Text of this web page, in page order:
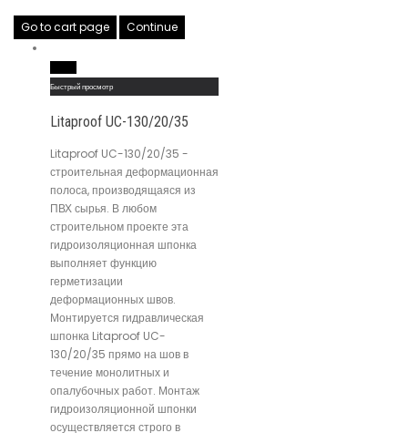
Go to cart page Continue
Быстрый просмотр
Litaproof UC-130/20/35
Litaproof UC-130/20/35 -
строительная деформационная
полоса, производящаяся из
ПВХ сырья. В любом
строительном проекте эта
гидроизоляционная шпонка
выполняет функцию
герметизации
деформационных швов.
Монтируется гидравлическая
шпонка Litaproof UC-
130/20/35 прямо на шов в
течение монолитных и
опалубочных работ. Монтаж
гидроизоляционной шпонки
осуществляется строго в